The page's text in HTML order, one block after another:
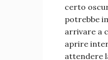
certo
potrebbe
arrivare a
aprire
attendere